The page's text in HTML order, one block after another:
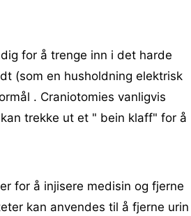
for å trenge inn i det harde
(som en husholdning elektrisk
. Craniotomies vanligvis
trekke ut et " bein klaff" for å
for å injisere medisin og fjerne
kan anvendes til å fjerne urin